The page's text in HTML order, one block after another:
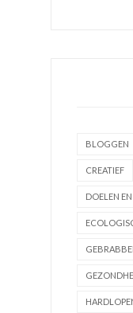
BLOGGEN
CREATIEF
DOELEN
GEBRABBEL